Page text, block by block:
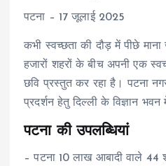
पटना – 17 जूलाई 2025
कभी स्वच्छता की दौड़ में पीछे
हजारों शहरों के बीच अपनी एक
छवि प्रस्तुत कर रहा है।‌ पटना
प्रदर्शन हेतु दिल्ली के विज्ञान
पटना की उपलब्धियां
– पटना 10 लाख आबादी वाले 44